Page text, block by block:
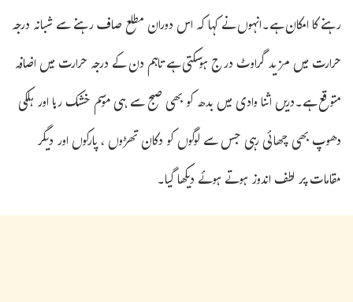
رہنے کا امکان ہے۔انہوں نے کہا کہ اس دوران مطلع صاف رہنے سے شبانہ درجہ
حرارت میں مزید گراوٹ درج ہوسکتی ہے تاہم دن کے درجہ حرارت میں اضافہ
متوقع ہے۔دریں اثنا وادی میں بدھ کو بھی صبح سے ہی موسم خشک رہا اور ہلکی
دھوپ بھی چھائی رہی جس سے لوگوں کو دکان تھڑوں ، پارکوں اور دیگر
مقامات پر لطف اندوز ہوتے ہوئے دیکھا گیا۔